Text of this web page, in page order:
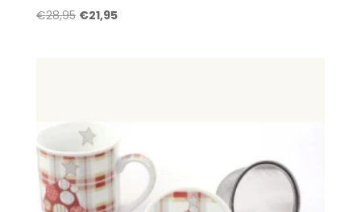
€28,95 Oorspronkelijke
€21,95Huidige